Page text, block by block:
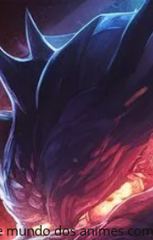
dos animes